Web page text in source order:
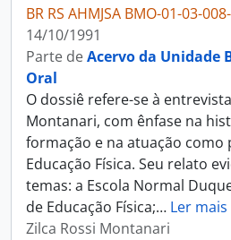
BR RS AHMJSA BMO-01-03-
14/10/1991
Parte deAcervo da Unidade
Oral
O dossiê refere-se à
Montanari, com ênfase na
formação e na atuação como
Educação Física. Seu relato
temas: a Escola Normal
de Educação Física;… Ler mais
Zilca Rossi Montanari